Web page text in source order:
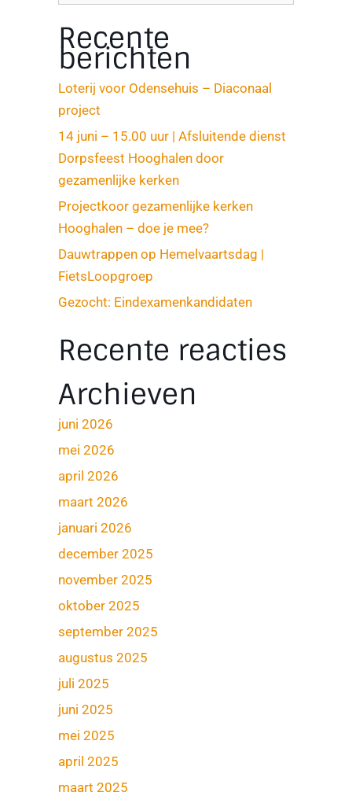
Recente
berichten
Loterij voor Odensehuis – Diaconaal
project
14 juni – 15.00 uur | Afsluitende dienst
Dorpsfeest Hooghalen door
gezamenlijke kerken
Projectkoor gezamenlijke kerken
Hooghalen – doe je mee?
Dauwtrappen op Hemelvaartsdag |
FietsLoopgroep
Gezocht: Eindexamenkandidaten
Recente reacties
Archieven
juni 2026
mei 2026
april 2026
maart 2026
januari 2026
december 2025
november 2025
oktober 2025
september 2025
augustus 2025
juli 2025
juni 2025
mei 2025
april 2025
maart 2025